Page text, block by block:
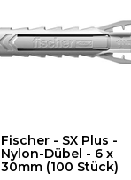
Fischer - SX Plus -
Nylon-Dübel - 6 x
30mm (100 Stück)